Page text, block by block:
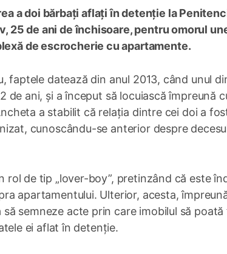
a doi bărbați aflați în detenție la
25 de ani de închisoare, pentru omorul
de escrocherie cu apartamente.
faptele datează din anul 2013, când unul
ani, și a început să locuiască împreună
a stabilit că relația dintre cei doi a
cunoscându-se anterior despre
de tip „lover-boy”, pretinzând că este
apartamentului. Ulterior, acesta,
semneze acte prin care imobilul să
ei aflat în detenție.